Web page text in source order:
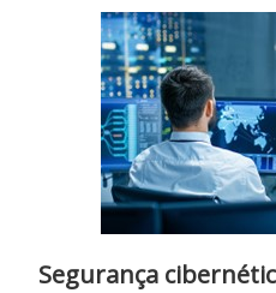
Segurança